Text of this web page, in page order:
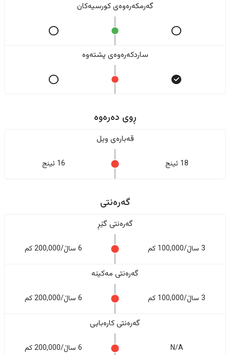
گەرمکەرەوەی کورسیەکان
ساردکەرەوەی پشتەوە
ڕوی دەرەوە
قەبارەی ویل
18 ئینج 16 ئینج
گەرەنتی
گەرەنتی گێڕ
3 ساڵ/100,000 کم 6 ساڵ/200,000 کم
گەرەنتی مەکینە
3 ساڵ/100,000 کم 6 ساڵ/200,000 کم
گەرەنتی کارەبایی
N/A 6 ساڵ/200,000 کم